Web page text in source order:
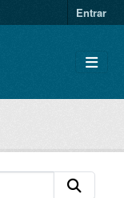
Entrar